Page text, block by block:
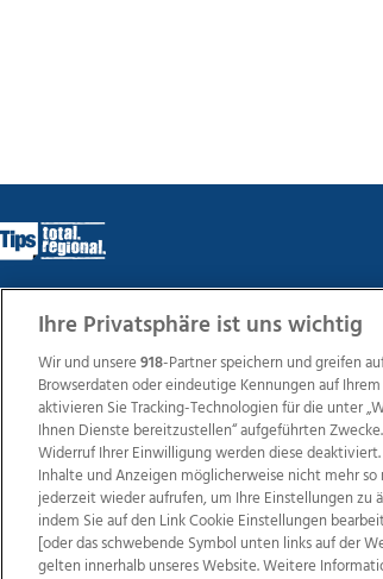
Kontakt
TV1 di-mog-i.at OÖNow
Ihre Privatsphäre ist uns wichtig
Wir und unsere918-Partner speichern und greifen
Browserdaten oder eindeutige Kennungen auf
aktivieren Sie Tracking-Technologien für die unter
Ihnen Dienste bereitzustellen“ aufgeführten
Widerruf Ihrer Einwilligung werden diese
Inhalte und Anzeigen möglicherweise nicht mehr
jederzeit wieder aufrufen, um Ihre Einstellungen zu
indem Sie auf den Link Cookie Einstellungen
[oder das schwebende Symbol unten links auf der
gelten innerhalb unseres Website. Weitere